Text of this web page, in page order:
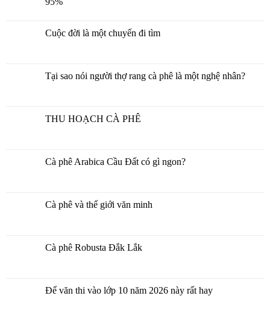
Cuộc đời là một chuyến đi tìm
Tại sao nói người thợ rang cà phê là một nghệ nhân?
THU HOẠCH CÀ PHÊ
Cà phê Arabica Cầu Đất có gì ngon?
Cà phê và thế giới văn minh
Cà phê Robusta Đắk Lắk
Để văn thi vào lớp 10 năm 2026 này rất hay